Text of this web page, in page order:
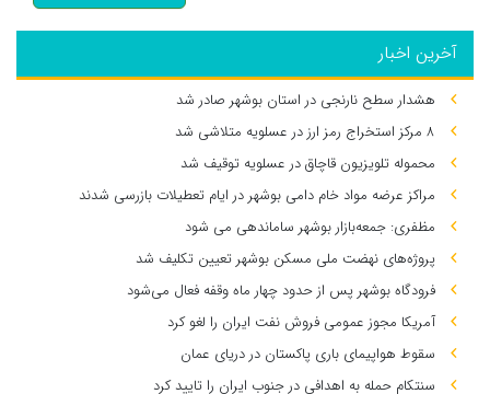
آخرین اخبار
هشدار سطح نارنجی در استان بوشهر صادر شد
۸ مرکز استخراج رمز ارز در عسلویه متلاشی شد
محموله تلویزیون قاچاق در عسلویه توقیف شد
مراکز عرضه مواد خام دامی بوشهر در ایام تعطیلات بازرسی شدند
مظفری: جمعه‌بازار بوشهر ساماندهی می‌ شود
پروژه‌های نهضت ملی مسکن بوشهر تعیین تکلیف شد
فرودگاه بوشهر پس از حدود چهار ماه وقفه فعال می‌شود
آمریکا مجوز عمومی فروش نفت ایران را لغو کرد
سقوط هواپیمای باری پاکستان در دریای عمان
سنتکام حمله به اهدافی در جنوب ایران را تایید کرد